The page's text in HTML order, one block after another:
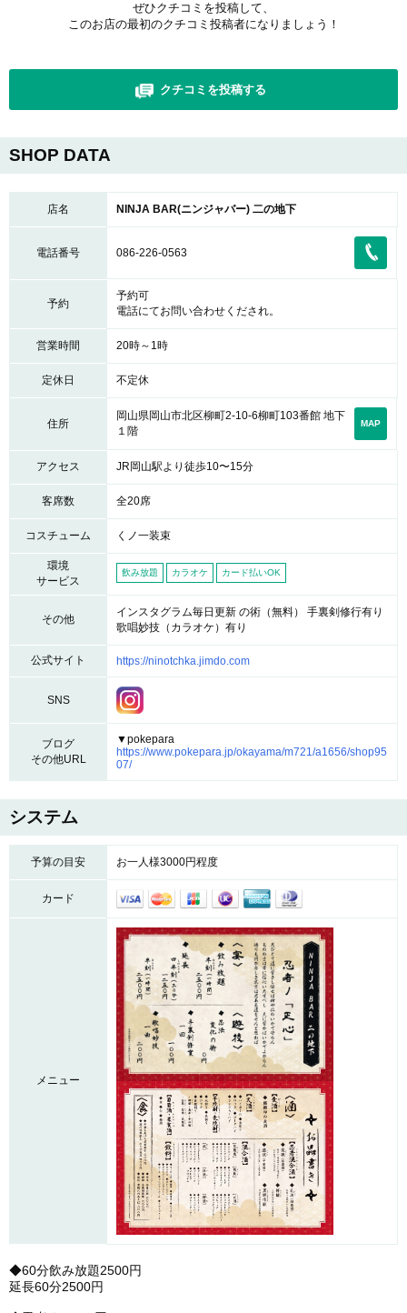
ぜひクチコミを投稿して、
このお店の最初のクチコミ投稿者になりましょう！
クチコミを投稿する
SHOP DATA
店名 NINJA BAR(ニンジャバー) 二の地下
電話番号 086-226-0563
予約
予約可
電話にてお問い合わせくだされ。
営業時間 20時～1時
定休日 不定休
住所
岡山県岡山市北区柳町2-10-6柳町103番館 地下
１階
MAP
アクセス JR岡山駅より徒歩10〜15分
客席数 全20席
コスチューム くノ一装束
環境
サービス
飲み放題 カラオケ カード払いOK
その他
インスタグラム毎日更新 の術（無料） 手裏剣修行有り
歌唱妙技（カラオケ）有り
公式サイト https://ninotchka.jimdo.com
SNS
ブログ
その他URL
▼pokepara
https://www.pokepara.jp/okayama/m721/a1656/shop95
07/
システム
予算の目安 お一人様3000円程度
カード
メニュー
◆60分飲み放題2500円
延長60分2500円